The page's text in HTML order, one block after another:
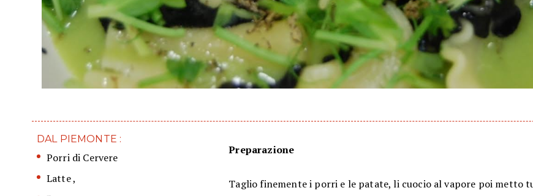
DAL PIEMONTE :
Porri di Cervere
Latte ,
Preparazione
Taglio finemente i porri e le patate, li cuocio al vapore poi metto